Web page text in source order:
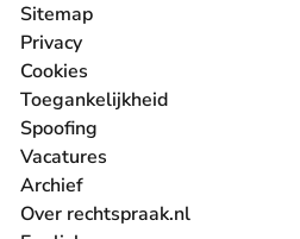
Sitemap
Privacy
Cookies
Toegankelijkheid
Spoofing
Vacatures
- U verlaat Rechtspraak.nl
Archief
Over rechtspraak.nl